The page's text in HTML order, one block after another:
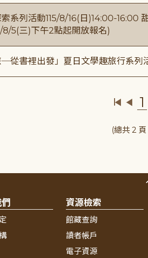
系列活動115/8/16(日)14:00-16:00
8/5(三)下午2點起開放報名)
─從書裡出發」夏日文學趣旅行系列
1
(總共 2
資源檢索
館藏查詢
讀者帳戶
電子資源